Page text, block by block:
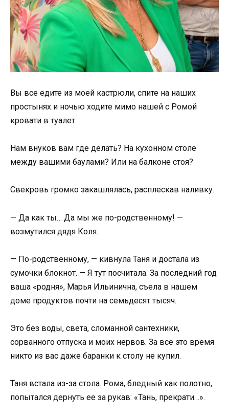
Вы все едите из моей кастрюли, спите на наших
простынях и ночью ходите мимо нашей с Ромой
кровати в туалет.
Нам внуков вам где делать? На кухонном столе
между вашими баулами? Или на балконе стоя?
Свекровь громко закашлялась, расплескав наливку.
— Да как ты… Да мы же по-родственному! —
возмутился дядя Коля.
— По-родственному, — кивнула Таня и достала из
сумочки блокнот. — Я тут посчитала. За последний год
ваша «родня», Марья Ильинична, съела в нашем
доме продуктов почти на семьдесят тысяч.
Это без воды, света, сломанной сантехники,
сорванного отпуска и моих нервов. За всё это время
никто из вас даже баранки к столу не купил.
Таня встала из-за стола. Рома, бледный как полотно,
попытался дернуть ее за рукав: «Тань, прекрати…».